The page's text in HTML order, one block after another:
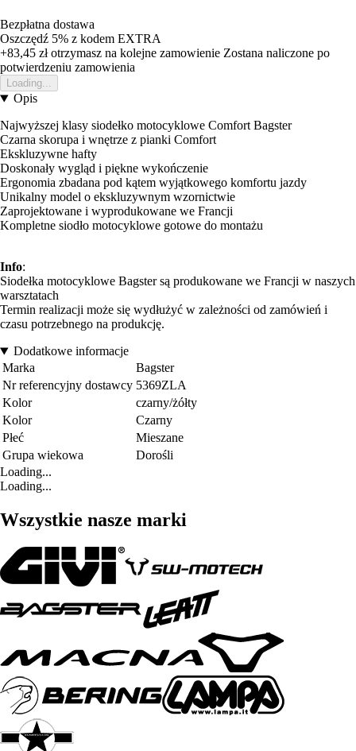
Bezpłatna dostawa
Oszczędź 5% z kodem EXTRA
+83,45 złotrzymasz na kolejne zamowienie Zostana naliczone po
potwierdzeniu zamowienia
Loading...
Opis
Najwyższej klasy siodełko motocyklowe Comfort Bagster
Czarna skorupa i wnętrze z pianki Comfort
Ekskluzywne hafty
Doskonały wygląd i piękne wykończenie
Ergonomia zbadana pod kątem wyjątkowego komfortu jazdy
Unikalny model o ekskluzywnym wzornictwie
Zaprojektowane i wyprodukowane we Francji
Kompletne siodło motocyklowe gotowe do montażu
Info:
Siodełka motocyklowe Bagster są produkowane we Francji w naszych
warsztatach
Termin realizacji może się wydłużyć w zależności od zamówień i
czasu potrzebnego na produkcję.
Dodatkowe informacje
Marka
Bagster
Nr referencyjny dostawcy 5369ZLA
Kolor
czarny/żółty
Kolor
Czarny
Płeć
Mieszane
Grupa wiekowa
Dorośli
Loading...
Loading...
Wszystkie nasze marki